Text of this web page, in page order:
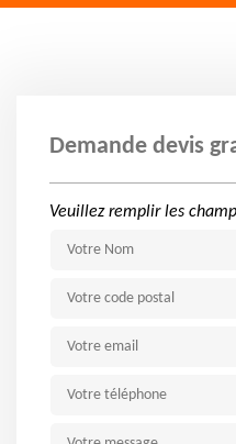
Demande devis
Veuillez remplir les